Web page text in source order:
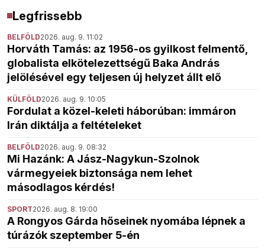
Legfrissebb
BELFÖLD2026. aug. 9. 11:02
Horváth Tamás: az 1956-os gyilkost felmentő,
globalista elkötelezettségű Baka András
jelölésével egy teljesen új helyzet állt elő
KÜLFÖLD2026. aug. 9. 10:05
Fordulat a közel-keleti háborúban: immáron
Irán diktálja a feltételeket
BELFÖLD2026. aug. 9. 08:32
Mi Hazánk: A Jász-Nagykun-Szolnok
vármegyeiek biztonsága nem lehet
másodlagos kérdés!
SPORT2026. aug. 8. 19:00
A Rongyos Gárda hőseinek nyomába lépnek a
túrázók szeptember 5-én